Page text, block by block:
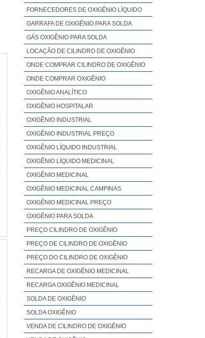
FORNECEDORES DE OXIGÊNIO LÍQUIDO
GARRAFA DE OXIGÊNIO PARA SOLDA
GÁS OXIGÊNIO PARA SOLDA
LOCAÇÃO DE CILINDRO DE OXIGÊNIO
ONDE COMPRAR CILINDRO DE OXIGÊNIO
ONDE COMPRAR OXIGÊNIO
OXIGÊNIO ANALÍTICO
OXIGÊNIO HOSPITALAR
OXIGÊNIO INDUSTRIAL
OXIGÊNIO INDUSTRIAL PREÇO
OXIGÊNIO LÍQUIDO INDUSTRIAL
OXIGÊNIO LÍQUIDO MEDICINAL
OXIGÊNIO MEDICINAL
OXIGÊNIO MEDICINAL CAMPINAS
OXIGÊNIO MEDICINAL PREÇO
OXIGÊNIO PARA SOLDA
PREÇO CILINDRO DE OXIGÊNIO
PREÇO DE CILINDRO DE OXIGÊNIO
PREÇO DO CILINDRO DE OXIGÊNIO
RECARGA DE OXIGÊNIO MEDICINAL
RECARGA OXIGÊNIO MEDICINAL
SOLDA DE OXIGÊNIO
SOLDA OXIGÊNIO
VENDA DE CILINDRO DE OXIGÊNIO